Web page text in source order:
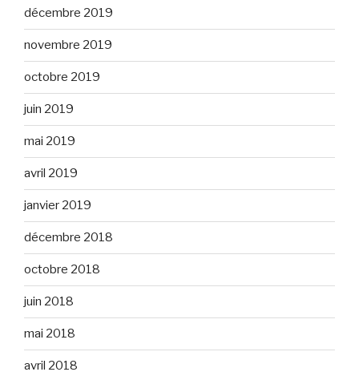
décembre 2019
novembre 2019
octobre 2019
juin 2019
mai 2019
avril 2019
janvier 2019
décembre 2018
octobre 2018
juin 2018
mai 2018
avril 2018